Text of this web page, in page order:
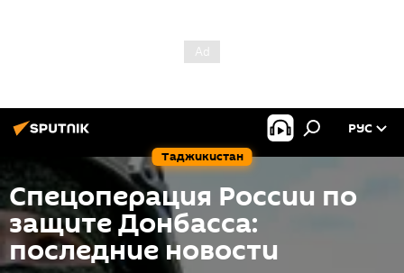
Таджикистан
РУС
Спецоперация России по
защите Донбасса:
последние новости